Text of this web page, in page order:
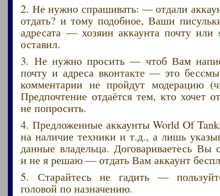
2. Не нужно спрашивать: — отдали
отдать? и тому подобное, Ваши
адресата — хозяин аккаунта почту или
оставил.
3. Не нужно просить — чтоб Вам
почту и адреса вконтакте — это
комментарии не пройдут модерацию
Предпочтение отдаётся тем, кто хочет
не попросить.
4. Предложенные аккаунты World Of
на наличие техники и т.д., а лишь
данные владельца. Договариваетесь Вы
и не я решаю — отдать Вам аккаунт
5. Старайтесь не гадить —
головой по назначению.